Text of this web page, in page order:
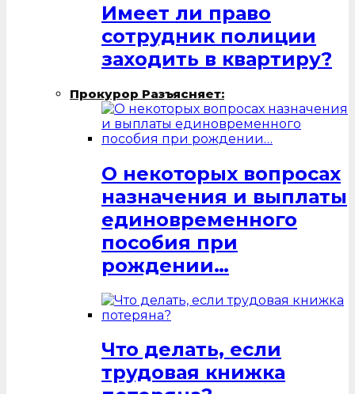
Имеет ли право
сотрудник полиции
заходить в квартиру?
Прокурор Разъясняет:
О некоторых вопросах
назначения и выплаты
единовременного
пособия при
рождении…
Что делать, если
трудовая книжка